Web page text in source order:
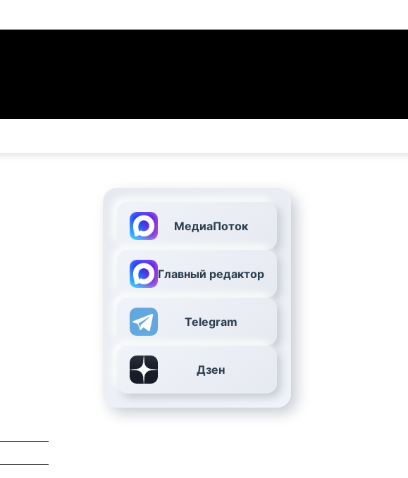
МедиаПоток
Главный редактор
Telegram
Дзен